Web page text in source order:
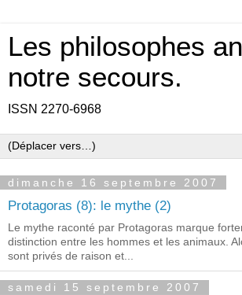
Les philosophes
notre secours.
ISSN 2270-6968
dimanche 16 septembre 2007
Protagoras (8): le mythe (2)
Le mythe raconté par Protagoras marque
distinction entre les hommes et les animaux.
sont privés de raison et...
samedi 15 septembre 2007